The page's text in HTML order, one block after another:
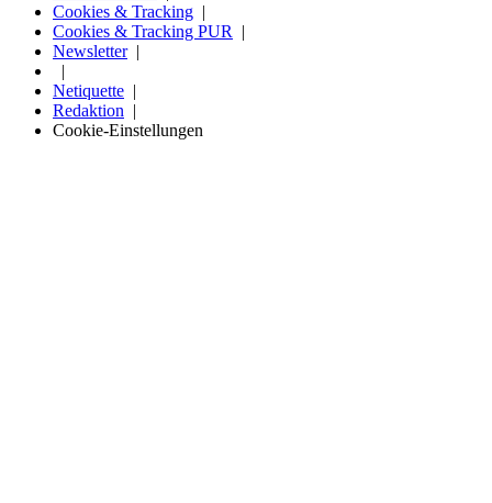
Cookies & Tracking
Cookies & Tracking PUR
Newsletter
Netiquette
Redaktion
Cookie-Einstellungen